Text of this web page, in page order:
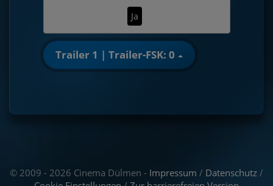
Ja
Trailer 1 | Trailer-FSK: 0
© 2009 - 2026 Cinema Dülmen - Impressum / Datenschutz /